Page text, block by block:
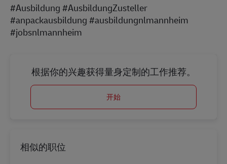
#Ausbildung #AusbildungZusteller
#anpackausbildung #ausbildungnlmannheim
#jobsnlmannheim
根据你的兴趣获得量身定制的工作推荐。
开始
相似的职位